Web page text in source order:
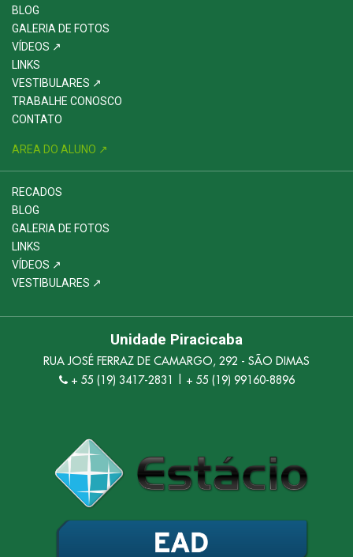
BLOG
GALERIA DE FOTOS
VÍDEOS ↗
LINKS
VESTIBULARES ↗
TRABALHE CONOSCO
CONTATO
AREA DO ALUNO ↗
RECADOS
BLOG
GALERIA DE FOTOS
LINKS
VÍDEOS ↗
VESTIBULARES ↗
Unidade Piracicaba
RUA JOSÉ FERRAZ DE CAMARGO, 292 - SÃO DIMAS
+ 55 (19) 3417-2831 | + 55 (19) 99160-8896
Olá, insira seus dados para continuar.